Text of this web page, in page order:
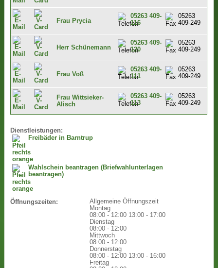
Frau Prycia
05263 409-
116
05263
409-249
Herr Schünemann
05263 409-
120
05263
409-249
Frau Voß
05263 409-
111
05263
409-249
Frau Wittsieker-
Alisch
05263 409-
113
05263
409-249
Dienstleistungen:
Freibäder in Barntrup
Wahlschein beantragen (Briefwahlunterlagen
beantragen)
Öffnungszeiten:
Allgemeine Öffnungszeit
Montag
08:00 - 12:00 13:00 - 17:00
Dienstag
08:00 - 12:00
Mittwoch
08:00 - 12:00
Donnerstag
08:00 - 12:00 13:00 - 16:00
Freitag